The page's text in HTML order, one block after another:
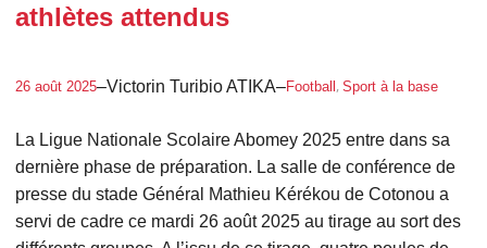
athlètes attendus
26 août 2025–Victorin Turibio ATIKA–Football , Sport à la base
La Ligue Nationale Scolaire Abomey 2025 entre dans sa
dernière phase de préparation. La salle de conférence de
presse du stade Général Mathieu Kérékou de Cotonou a
servi de cadre ce mardi 26 août 2025 au tirage au sort des